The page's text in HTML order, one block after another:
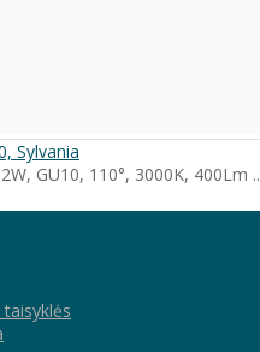
Sylvania
GU10, 110°, 3000K, 400Lm ..